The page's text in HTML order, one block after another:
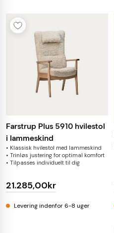
Farstrup Plus 5910 hvilestol
i lammeskind
• Klassisk hvilestol med lammeskind
• Trinløs justering for optimal komfort
• Tilpasses individuelt til dig
21.285,00kr
Levering indenfor 6-8 uger